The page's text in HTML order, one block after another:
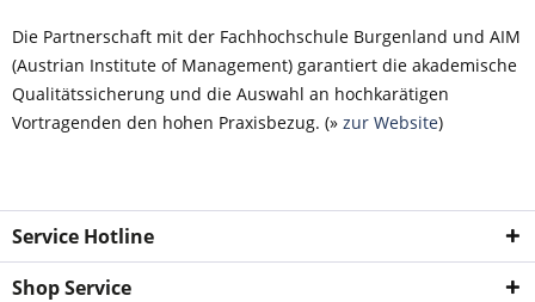
Die Partnerschaft mit der Fachhochschule Burgenland und AIM
(Austrian Institute of Management) garantiert die akademische
Qualitätssicherung und die Auswahl an hochkarätigen
Vortragenden den hohen Praxisbezug. (» zur Website)
Service Hotline
Shop Service